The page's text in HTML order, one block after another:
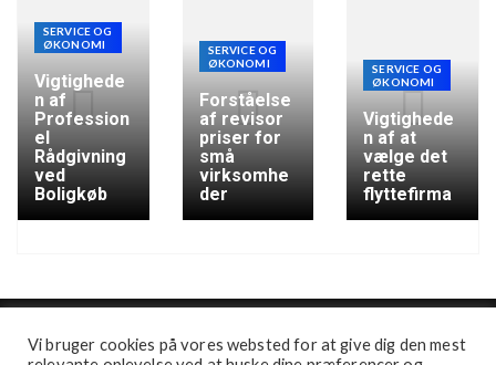
SERVICE OG
ØKONOMI
Vigtighede
n af
Profession
el
Rådgivning
ved
Boligkøb
SERVICE OG
ØKONOMI
Forståelse
af revisor
priser for
små
virksomhe
der
SERVICE OG
ØKONOMI
Vigtighede
n af at
vælge det
rette
flyttefirma
Vi bruger cookies på vores websted for at give dig den mest